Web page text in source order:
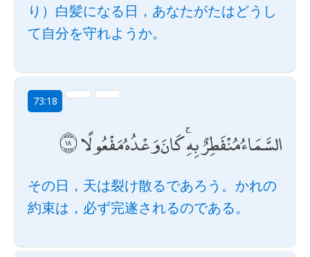
り）白髪になる日，あなたがたはどうし
て自分を守れようか。
73:18
السَّمَاءُ مُنْفَطِرٌ بِهِ ۚ كَانَ وَعْدُهُ مَفْعُولًا
その日，天は裂け散るであろう。かれの
約束は，必ず完遂されるのである。